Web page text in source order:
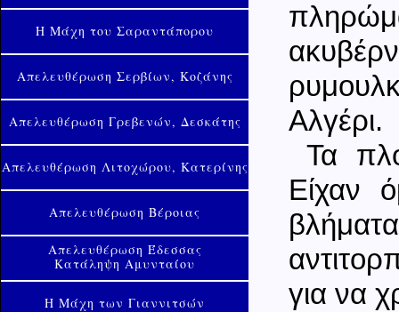
Η Μάχη του Σαραντάπορου
Απελευθέρωση Σερβίων, Κοζάνης
Απελευθέρωση Γρεβενών, Δεσκάτης
Απελευθέρωση Λιτοχώρου, Κατερίνης
Απελευθέρωση Βέροιας
Απελευθέρωση Έδεσσας
Κατάληψη Αμυνταίου
Η Μάχη των Γιαννιτσών
Αλγέρι.
Τα
Είχαν
για να